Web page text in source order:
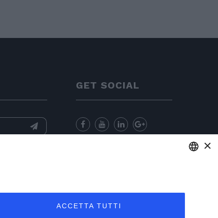
GET SOCIAL
×
ACCETTA TUTTI